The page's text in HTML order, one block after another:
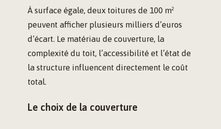
À surface égale, deux toitures de 100 m²
peuvent afficher plusieurs milliers d’euros
d’écart. Le matériau de couverture, la
complexité du toit, l’accessibilité et l’état de
la structure influencent directement le coût
total.
Le choix de la couverture